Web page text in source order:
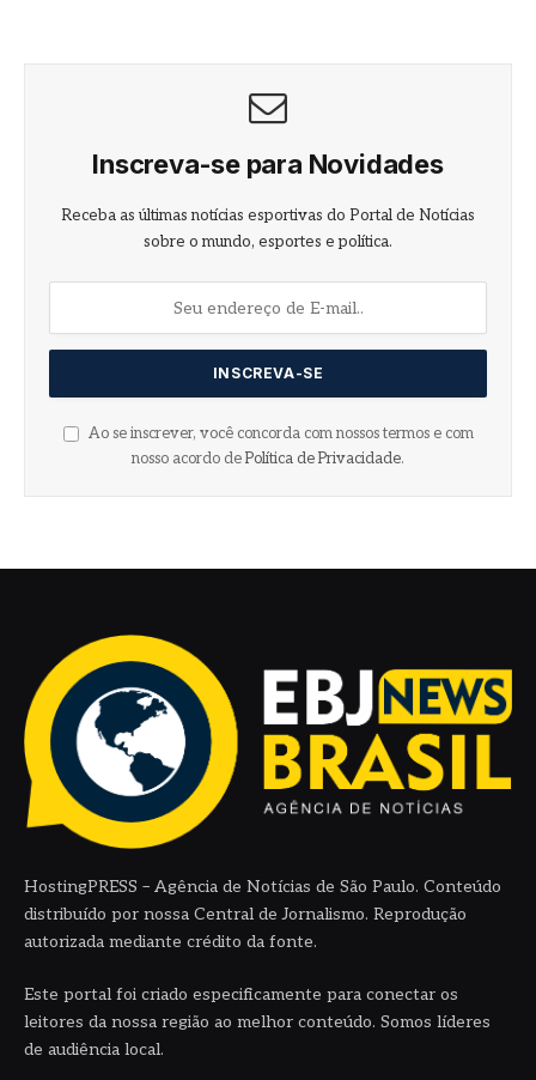
Inscreva-se para Novidades
Receba as últimas notícias esportivas do Portal de Notícias
sobre o mundo, esportes e política.
Ao se inscrever, você concorda com nossos termos e com
nosso acordo de Política de Privacidade.
HostingPRESS – Agência de Notícias de São Paulo. Conteúdo
distribuído por nossa Central de Jornalismo. Reprodução
autorizada mediante crédito da fonte.
Este portal foi criado especificamente para conectar os
leitores da nossa região ao melhor conteúdo. Somos líderes
de audiência local.